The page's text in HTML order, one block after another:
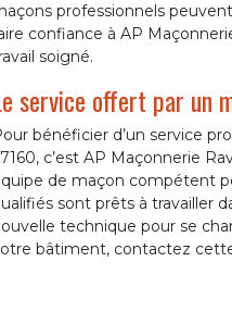
professionnels
confiance à AP
soigné.
service offert par un
bénéficier d’un service
c’est AP Maçonnerie
de maçon compétent
sont prêts à travailler
technique pour se
bâtiment, contactez